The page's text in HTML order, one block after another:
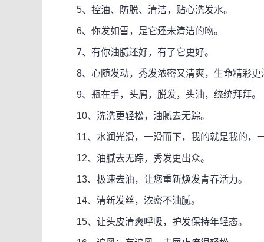
5、控油、防脱、清洁，贴心洗发水。
6、你发如雪，是它还未清洁的吻。
7、有你油腻还好，有了它更好。
8、心随发动，秀发浓密又清爽，生命精彩更
9、瓶在手，头屑，脱发，头油，统统拜拜。
10、洗洗更轻松，油腻去无踪。
11、水润光滑，一滑而下，我的就是我的，
12、油腻去无踪，秀发更出众。
13、极速去油，让您重新焕发青春活力。
14、清新发丝，浓密不油腻。
15、让头皮清爽呼吸，护发保持年轻态。